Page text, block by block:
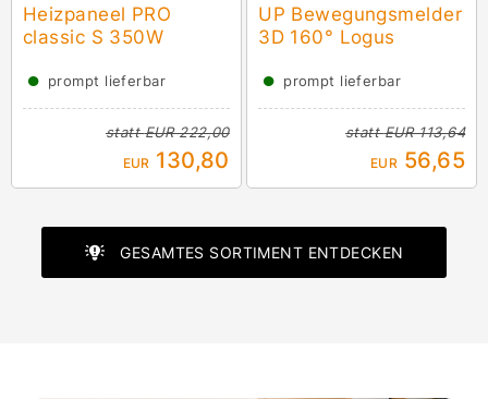
Heizpaneel PRO
classic S 350W
● prompt lieferbar
stattEUR 222,00
EUR 130,80
UP Bewegungsmelder
3D 160° Logus
● prompt lieferbar
stattEUR 113,64
EUR 56,65
GESAMTES SORTIMENT ENTDECKEN